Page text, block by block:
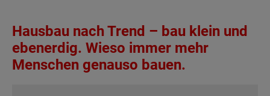
Hausbau nach Trend – bau klein und
ebenerdig. Wieso immer mehr
Menschen genauso bauen.